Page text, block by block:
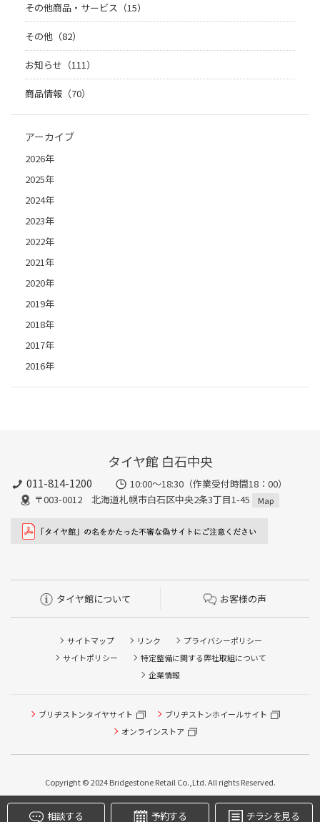
その他商品・サービス（15）
その他（82）
お知らせ（111）
商品情報（70）
アーカイブ
2026年
2025年
2024年
2023年
2022年
2021年
2020年
2019年
2018年
2017年
2016年
タイヤ館 白石中央
011-814-1200
10:00～18:30（作業受付時間18：00）
〒003-0012 北海道札幌市白石区中央2条3丁目1-45
Map
タイヤ館について お客様の声
サイトマップ リンク
プライバシーポリシー
サイトポリシー
特定整備に関する弊社取組について
企業情報
ブリヂストンタイヤサイト
ブリヂストンホイールサイト
オンラインストア
Copyright © 2024 Bridgestone Retail Co.,Ltd. All rights Reserved.
相談する 予約する チラシを見る
ピット作業の予約
クローク契約会員専用タイヤ履き替え※タイヤ履き替えを
方はご利用いただけません